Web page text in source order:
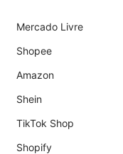
Mercado Livre
Shopee
Amazon
Shein
TikTok Shop
Shopify